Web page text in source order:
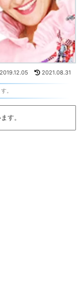
2019.12.05 2021.08.31
。
す。